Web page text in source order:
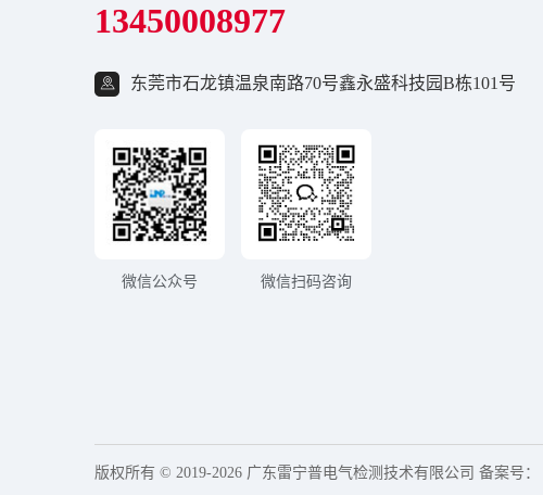
13450008977
东莞市石龙镇温泉南路70号鑫永盛科技园B栋101号
微信公众号 微信扫码咨询
版权所有 © 2019-2026 广东雷宁普电气检测技术有限公司 备案号：